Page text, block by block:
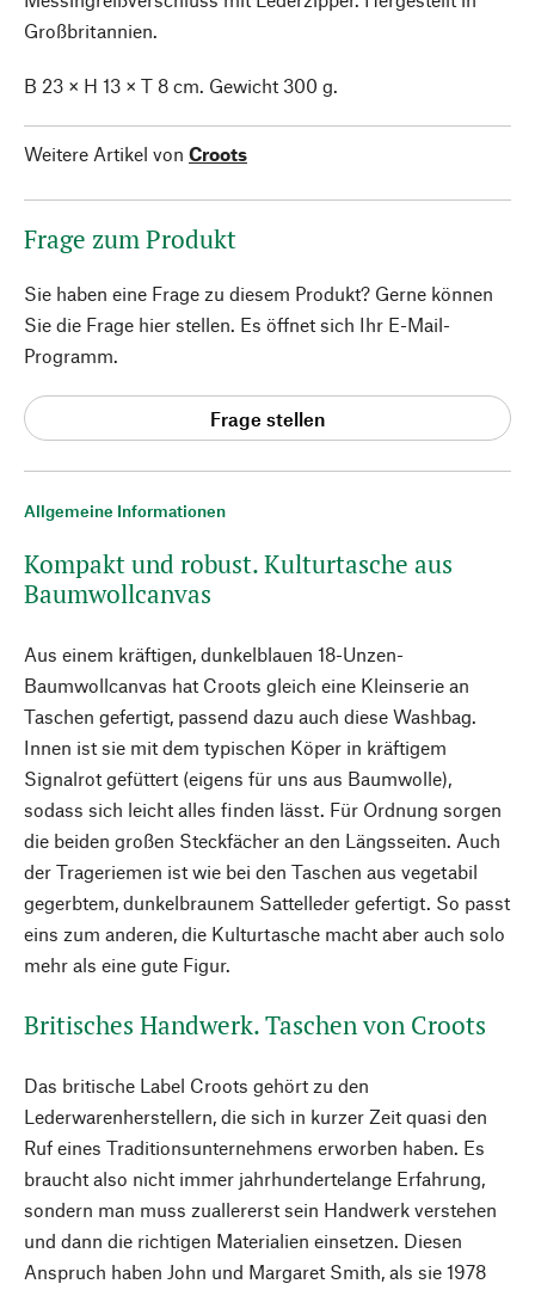
Allgemeine Informationen
Kompakt und robust. Kulturtasche aus
Baumwollcanvas
Aus einem kräftigen, dunkelblauen 18-Unzen-
Baumwollcanvas hat Croots gleich eine Kleinserie an
Taschen gefertigt, passend dazu auch diese Washbag.
Innen ist sie mit dem typischen Köper in kräftigem
Signalrot gefüttert (eigens für uns aus Baumwolle),
sodass sich leicht alles finden lässt. Für Ordnung sorgen
die beiden großen Steckfächer an den Längsseiten. Auch
der Trageriemen ist wie bei den Taschen aus vegetabil
gegerbtem, dunkelbraunem Sattelleder gefertigt. So passt
eins zum anderen, die Kulturtasche macht aber auch solo
mehr als eine gute Figur.
Britisches Handwerk. Taschen von Croots
Das britische Label Croots gehört zu den
Lederwarenherstellern, die sich in kurzer Zeit quasi den
Ruf eines Traditionsunternehmens erworben haben. Es
braucht also nicht immer jahrhundertelange Erfahrung,
sondern man muss zuallererst sein Handwerk verstehen
und dann die richtigen Materialien einsetzen. Diesen
Anspruch haben John und Margaret Smith, als sie 1978
Großbritannien.
B 23 × H 13 × T 8 cm. Gewicht 300 g.
Weitere Artikel von Croots
Frage zum Produkt
Sie haben eine Frage zu diesem Produkt? Gerne können
Sie die Frage hier stellen. Es öffnet sich Ihr E-Mail-
Programm.
Frage stellen